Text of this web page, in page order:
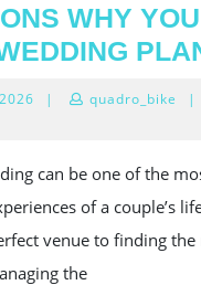
WHY YOU
January
| quadro_bike |
can be one of the
of a couple’s
venue to finding
the